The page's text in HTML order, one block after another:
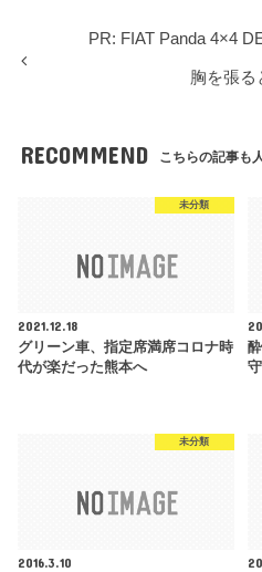
PR: FIAT Panda 4×4
胸を張る
RECOMMEND こちらの記事も
未分類
2021.12.18
グリーン車、指定席満席コロナ時
代が楽だった熊本へ
未分類
2016.3.10